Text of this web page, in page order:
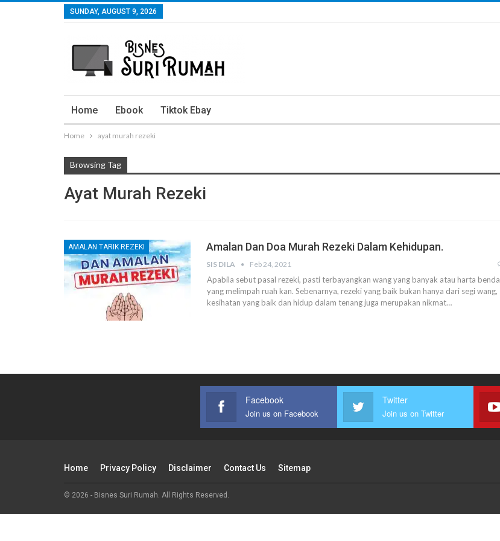
SUNDAY, AUGUST 9, 2026
Home Ebook Tiktok Ebay
Home ayat murah rezeki
Browsing Tag
Ayat Murah Rezeki
AMALAN TARIK REZEKI Amalan Dan Doa Murah Rezeki Dalam Kehidupan.
SIS DILA Feb 24, 2021
Apabila sebut pasal rezeki, pasti terbayangkan wang yang banyak atau harta benda
yang melimpah ruah kan. Sebenarnya, rezeki yang baik bukan hanya dari segi wang,
kesihatan yang baik dan hidup dalam tenang juga merupakan nikmat…
Facebook
Join us on Facebook
Twitter
Join us on Twitter
Home Privacy Policy Disclaimer Contact Us Sitemap
© 2026 - Bisnes Suri Rumah. All Rights Reserved.